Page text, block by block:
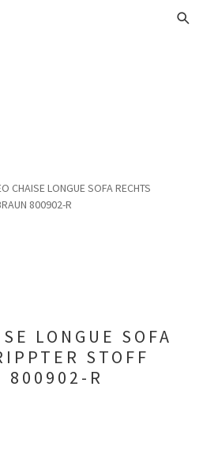
CHAISE LONGUE SOFA RECHTS
800902-R
LONGUE SOFA
STOFF
800902-R